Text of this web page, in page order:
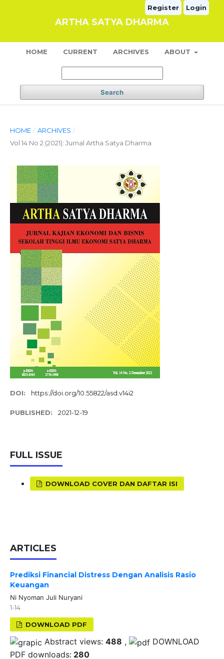
ARTHA SATYA DHARMA
HOME CURRENT ARCHIVES ABOUT
Search
Register Login
HOME / ARCHIVES /
Vol 14 No 2 (2021): Jurnal Artha Satya Dharma
DOI: https://doi.org/10.55822/asd.v14i2
PUBLISHED: 2021-12-19
FULL ISSUE
DOWNLOAD COVER DAN DAFTAR ISI
ARTICLES
Prediksi Financial Distress Dengan Analisis Rasio
Keuangan
Ni Nyoman Juli Nuryani
1-14
DOWNLOAD PDF
Abstract views: 488 ,
DOWNLOAD
PDF downloads: 280